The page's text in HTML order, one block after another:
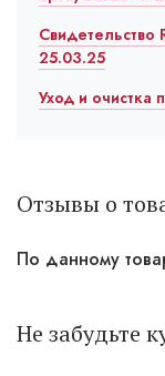
Свидетельство
25.03.25
Уход и очистка
Отзывы о
По данному
Не забудьте